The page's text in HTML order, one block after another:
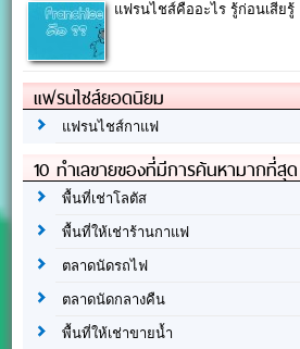
แฟรนไชส์คืออะไร รู้ก่อนเสียรู้
แฟรนไชส์ยอดนิยม
แฟรนไชส์กาแฟ
10 ทำเลขายของที่มีการค้นหามากที่สุด
พื้นที่เช่าโลตัส
พื้นที่ให้เช่าร้านกาแฟ
ตลาดนัดรถไฟ
ตลาดนัดกลางคืน
พื้นที่ให้เช่าขายน้ำ